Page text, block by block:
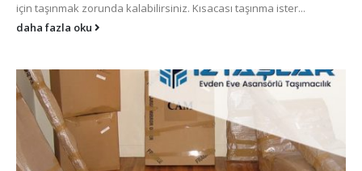
için taşınmak zorunda kalabilirsiniz. Kısacası taşınma ister...
daha fazla oku